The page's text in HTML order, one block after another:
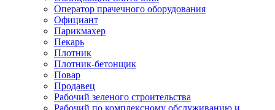
Оператор прачечного оборудования
Официант
Парикмахер
Пекарь
Плотник
Плотник-бетонщик
Повар
Продавец
Рабочий зеленого строительства
Рабочий по комплексному обслуживанию и